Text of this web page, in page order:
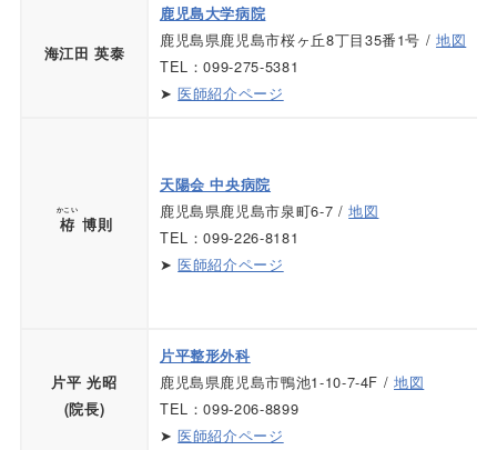
海江田 英泰
鹿児島大学病院
鹿児島県鹿児島市桜ヶ丘8丁目35番1号 /地図
TEL：099-275-5381
➤医師紹介ページ
栫
かこい
博則
天陽会 中央病院
鹿児島県鹿児島市泉町6-7 /地図
TEL：099-226-8181
➤医師紹介ページ
片平 光昭
(院長)
片平整形外科
鹿児島県鹿児島市鴨池1-10-7-4F /地図
TEL：099-206-8899
➤医師紹介ページ